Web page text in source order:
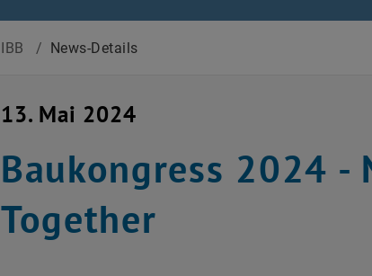
IBB / News-Details
13. Mai 2024
Baukongress 2024
Together